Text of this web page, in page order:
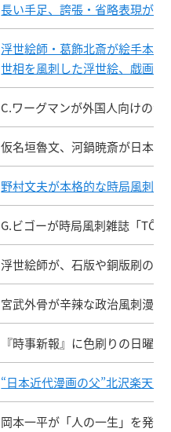
長い手足、誇張・省略表現が
浮世絵師・葛飾北斎が絵手本
世相を風刺した浮世絵、戯画入
C.ワーグマンが外国人向けの
仮名垣魯文、河鍋暁斎が日本
野村文夫が本格的な時局風刺
G.ビゴーが時局風刺雑誌「
浮世絵師が、石版や銅版刷の小
宮武外骨が辛辣な政治風刺漫
『時事新報』に色刷りの日曜
“日本近代漫画の父”北沢楽天
岡本一平が「人の一生」を発